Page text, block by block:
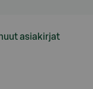
asiakirjat